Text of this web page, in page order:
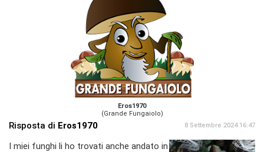
Eros1970
(Grande Fungaiolo)
Risposta di Eros1970 8 Settembre 2024 16:47
I miei funghi li ho trovati anche andato in